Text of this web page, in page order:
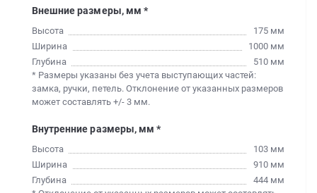
Внешние размеры, мм *
Высота
175 мм
Ширина
1000 мм
Глубина
510 мм
* Размеры указаны без учета выступающих частей:
замка, ручки, петель. Отклонение от указанных размеров
может составлять +/- 3 мм.
Внутренние размеры, мм *
Высота
103 мм
Ширина
910 мм
Глубина
444 мм